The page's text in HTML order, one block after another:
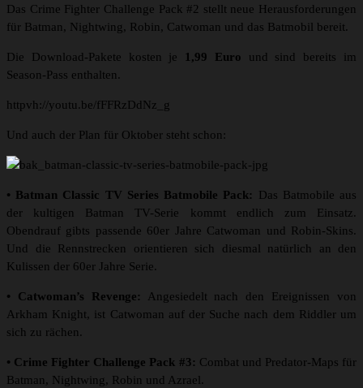
Das Crime Fighter Challenge Pack #2 stellt neue Herausforderungen
für Batman, Nightwing, Robin, Catwoman und das Batmobil bereit.
Die Download-Pakete kosten je 1,99 Euro und sind bereits im
Season-Pass enthalten.
httpvh://youtu.be/fFFRzDdNz_g
Und auch der Plan für Oktober steht schon:
• Batman Classic TV Series Batmobile Pack:
Das Batmobile aus
der kultigen Batman TV-Serie kommt endlich zum Einsatz.
Obendrauf gibts passende 60er Jahre Catwoman und Robin-Skins.
Und die Rennstrecken orientieren sich diesmal natürlich an den
Kulissen der 60er Jahre Serie.
• Catwoman’s Revenge:
Angesiedelt nach den Ereignissen von
Arkham Knight, ist Catwoman auf der Suche nach dem Riddler um
sich zu rächen.
• Crime Fighter Challenge Pack #3: Combat und Predator-Maps für
Batman, Nightwing, Robin und Azrael.